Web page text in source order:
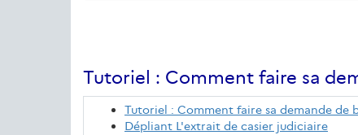
Tutoriel : Comment faire sa
Tutoriel : Comment faire sa demande de
Dépliant L'extrait de casier judiciaire